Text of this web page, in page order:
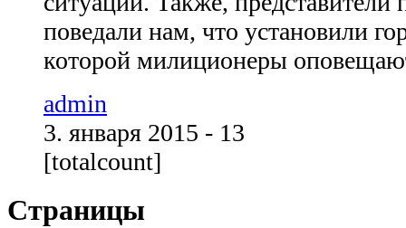
поведали нам, что установили
которой милиционеры
admin
3. января 2015 - 13
[totalcount]
Страницы